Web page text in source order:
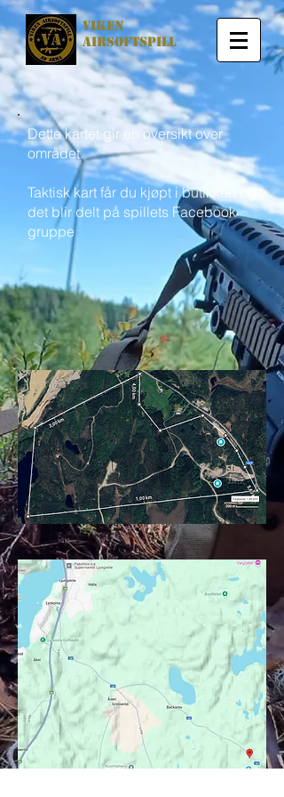
viken
airsoftspill
Dette kartet gir en oversikt over
området.
Taktisk kart får du kjøpt i butikken og
det blir delt på spillets Facebook
gruppe